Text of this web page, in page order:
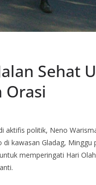
Sehat
Orasi
aktifis politik, Neno
kawasan Gladag, Minggu
memperingati Hari